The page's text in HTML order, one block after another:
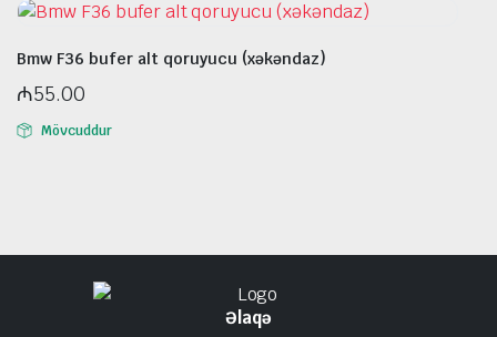
Bmw F36 bufer alt qoruyucu (xəkəndaz)
₼55.00
Mövcuddur
Əlaqə